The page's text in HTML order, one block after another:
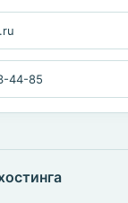
44-85